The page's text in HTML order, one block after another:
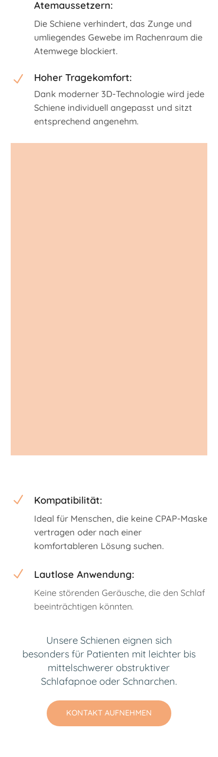
Atemaussetzern:
Die Schiene verhindert, das Zunge und
umliegendes Gewebe im Rachenraum die
Atemwege blockiert.
N Hoher Tragekomfort:
Dank moderner 3D-Technologie wird jede
Schiene individuell angepasst und sitzt
entsprechend angenehm.
N Kompatibilität:
Ideal für Menschen, die keine CPAP-Maske
vertragen oder nach einer
komfortableren Lösung suchen.
N Lautlose Anwendung:
Keine störenden Geräusche, die den Schlaf
beeinträchtigen könnten.
Unsere Schienen eignen sich
besonders für Patienten mit leichter bis
mittelschwerer obstruktiver
Schlafapnoe oder Schnarchen.
KONTAKT AUFNEHMEN